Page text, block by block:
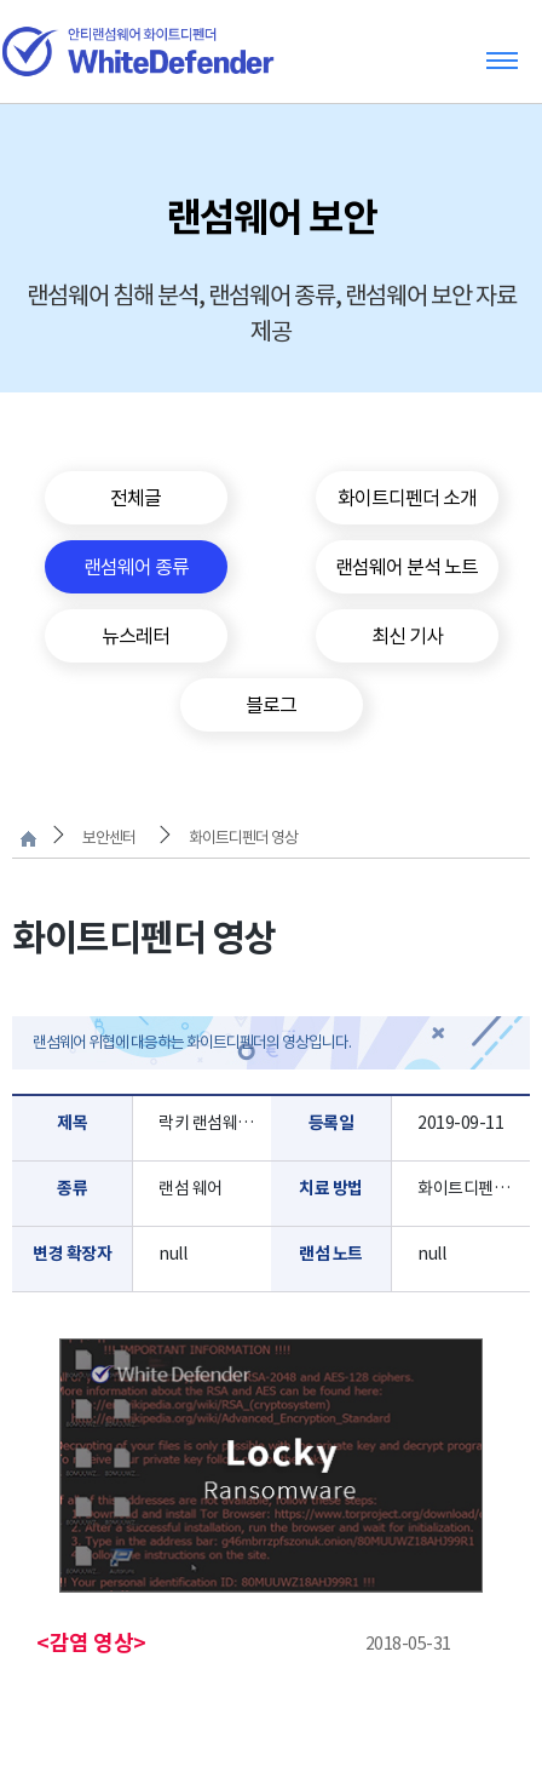
랜섬웨어 보안
랜섬웨어 침해 분석, 랜섬웨어 종류, 랜섬웨어 보안 자료
제공
전체글 화이트디펜더 소개
랜섬웨어 종류 랜섬웨어 분석 노트
뉴스레터 최신 기사
블로그
보안센터 화이트디펜더 영상
화이트디펜더 영상
랜섬웨어 위협에 대응하는 화이트디펜더의 영상입니다.
제목 락키 랜섬웨어 Locky 등록일 2019-09-11
종류 랜섬 웨어 치료 방법 화이트디펜더로 진단/치료 가능합니다.
변경 확장자 null 랜섬 노트 null
<감염 영상> 2018-05-31